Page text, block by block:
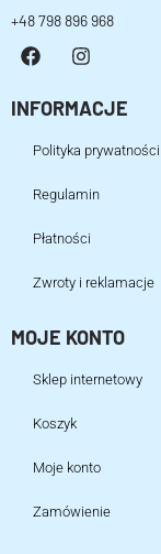
+48 798 896 968
INFORMACJE
Polityka prywatności
Regulamin
Płatności
Zwroty i reklamacje
MOJE KONTO
Sklep internetowy
Koszyk
Moje konto
Zamówienie